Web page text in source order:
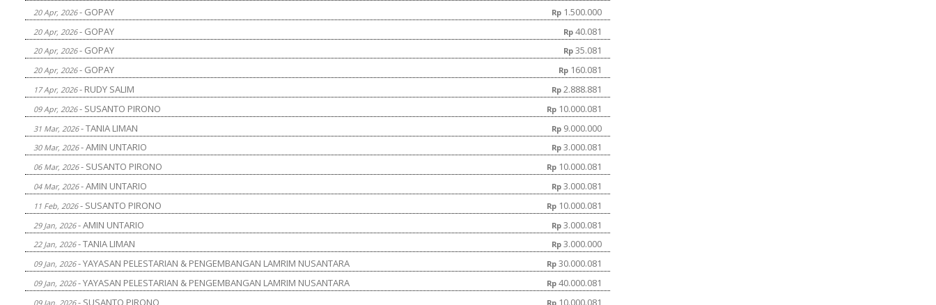
20 Apr, 2026- GOPAY Rp 1.500.000
20 Apr, 2026- GOPAY Rp 40.081
20 Apr, 2026- GOPAY Rp 35.081
20 Apr, 2026- GOPAY Rp 160.081
17 Apr, 2026- RUDY SALIM Rp 2.888.881
09 Apr, 2026- SUSANTO PIRONO Rp 10.000.081
31 Mar, 2026- TANIA LIMAN Rp 9.000.000
30 Mar, 2026- AMIN UNTARIO Rp 3.000.081
06 Mar, 2026- SUSANTO PIRONO Rp 10.000.081
04 Mar, 2026- AMIN UNTARIO Rp 3.000.081
11 Feb, 2026- SUSANTO PIRONO Rp 10.000.081
29 Jan, 2026- AMIN UNTARIO Rp 3.000.081
22 Jan, 2026- TANIA LIMAN Rp 3.000.000
09 Jan, 2026- YAYASAN PELESTARIAN & PENGEMBANGAN LAMRIM NUSANTARA Rp 30.000.081
09 Jan, 2026- YAYASAN PELESTARIAN & PENGEMBANGAN LAMRIM NUSANTARA Rp 40.000.081
09 Jan, 2026- SUSANTO PIRONO Rp 10.000.081